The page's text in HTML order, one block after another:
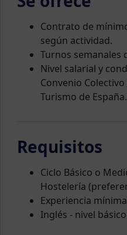
Contrato de
según actividad.
Turnos semanales
Nivel salarial y
Convenio
Turismo de España.
Requisitos
Ciclo Básico o
Hostelería
Experiencia
Inglés - nivel